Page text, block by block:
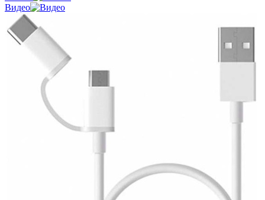
Видео